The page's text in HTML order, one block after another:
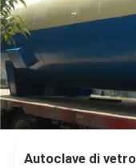
Autoclave di